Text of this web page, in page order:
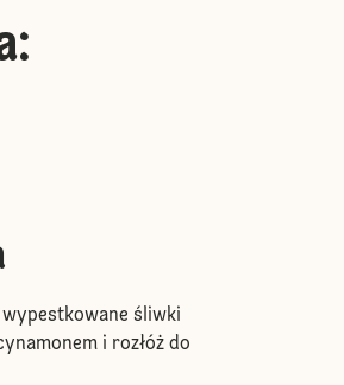
:
wypestkowane śliwki
i rozłóż do